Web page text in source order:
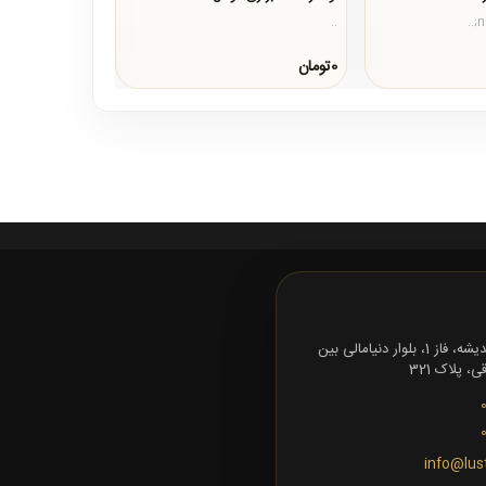
..
0تومان
تهران، شهرک اندیشه، فاز 1، بلوار دنیامالی بین
پلاک 321